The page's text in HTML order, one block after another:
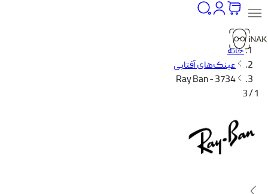
خانه
عینک‌های آفتابی
Ray Ban - 3734
1 / 3